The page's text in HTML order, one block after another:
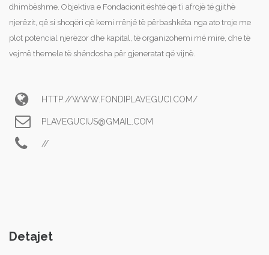
dhimbëshme. Objektiva e Fondacionit është që t’i afrojë të gjithë
njerëzit, që si shoqëri që kemi rrënjë të përbashkëta nga ato troje me
plot potencial njerëzor dhe kapital, të organizohemi më mirë, dhe të
vejmë themele të shëndosha për gjeneratat që vijnë.
HTTP://WWW.FONDIPLAVEGUCI.COM/
PLAVEGUCIUS@GMAIL.COM
//
Detajet